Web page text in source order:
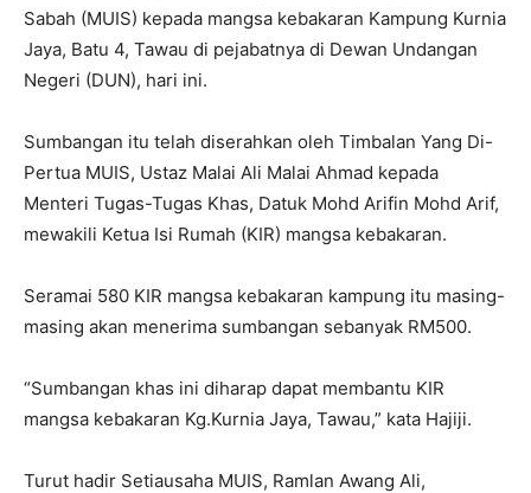
Sabah (MUIS) kepada mangsa kebakaran Kampung Kurnia
Jaya, Batu 4, Tawau di pejabatnya di Dewan Undangan
Negeri (DUN), hari ini.
Sumbangan itu telah diserahkan oleh Timbalan Yang Di-
Pertua MUIS, Ustaz Malai Ali Malai Ahmad kepada
Menteri Tugas-Tugas Khas, Datuk Mohd Arifin Mohd Arif,
mewakili Ketua Isi Rumah (KIR) mangsa kebakaran.
Seramai 580 KIR mangsa kebakaran kampung itu masing-
masing akan menerima sumbangan sebanyak RM500.
“Sumbangan khas ini diharap dapat membantu KIR
mangsa kebakaran Kg.Kurnia Jaya, Tawau,” kata Hajiji.
Turut hadir Setiausaha MUIS, Ramlan Awang Ali,